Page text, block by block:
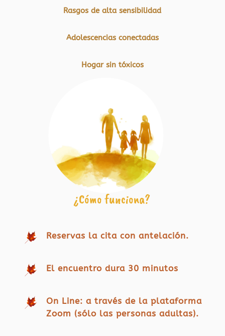
Rasgos de alta sensibilidad
Adolescencias conectadas
Hogar sin tóxicos
¿Cómo funciona?
Reservas la cita con antelación.
El encuentro dura 30 minutos
On Line: a través de la plataforma
Zoom (sólo las personas adultas).